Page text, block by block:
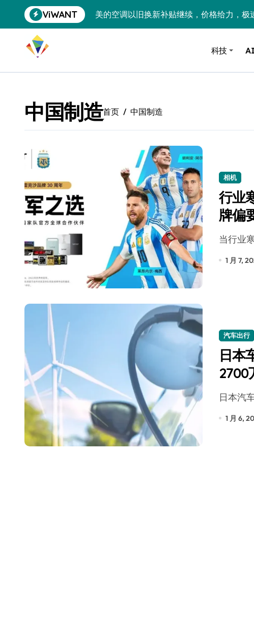
到
ViWANT
美的空调以旧换新补贴继续，价格给力，极
黄金瞬间冲破4200，白银狂飙3.5%！三大
特斯拉中国卖第五，丰田一季净赚两个比
Xbox七月大崩盘：裁员3200、卖工作室、
谷歌DeepMind创始人辞去CEO，但继续“垂
全球最小U盘，容量却碾压iPhone 17顶配？
400层堆叠、性能翻倍 三星把最新存储技
召回X9、合作大众遇冷、高端梦碎：小鹏
比Model 3便宜？不，比Model 3有面儿——
550亿美金！沙特把EA买了，但背了200亿
Xbox 25岁生日送壁纸送徽章，就是不送主机
花钱买宝马，启动先看蜘蛛侠？”车主怒了
Windows 11家庭版和专业版，选错真的会后
你的U盘格式对了吗？详解exFAT和NTFS的
维修店最怕的“作死”操作：把手机塞冰箱，
轻到忽略不计 大疆Mini 2S内录实测，值不
从“卖电视”到“定规则”：海信拿下RGB-Mini
对不起胖东来，我先不学了——永辉的“休克
科技
中国制造首页 中国制造
相机
行业
牌偏
军！
当行
1 月 7,
汽车出行
日本
2700
日本
1 月 6,